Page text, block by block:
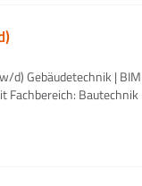
d) Gebäudetechnik | BIM
Fachbereich: Bautechnik